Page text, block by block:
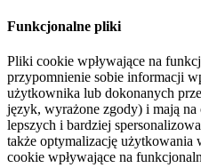
Funkcjonalne pliki
Pliki cookie wpływające na
przypomnienie sobie informacji
użytkownika lub dokonanych
język, wyrażone zgody) i mają
lepszych i bardziej
także optymalizację
cookie wpływające na